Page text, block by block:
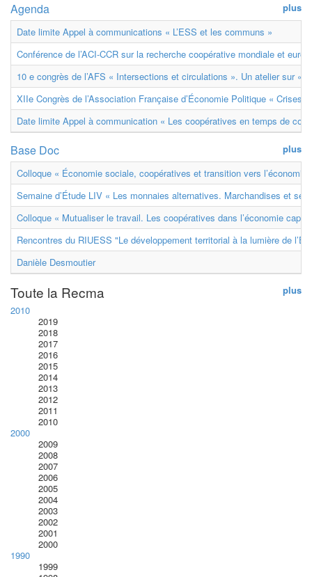
plus
Agenda
Date limite Appel à communications « L’ESS et les communs »
Conférence de l’ACI-CCR sur la recherche coopérative mondiale et
10 e congrès de l’AFS « Intersections et circulations ». Un atelier sur «
XIIe Congrès de l’Association Française d’Économie Politique « Crises
Date limite Appel à communication « Les coopératives en temps de
plus
Base Doc
Colloque « Économie sociale, coopératives et transition vers
Semaine d’Étude LIV « Les monnaies alternatives. Marchandises et
Colloque « Mutualiser le travail. Les coopératives dans l’économie
Rencontres du RIUESS "Le développement territorial à la lumière de
Danièle Desmoutier
plus
Toute la Recma
2010
2019
2018
2017
2016
2015
2014
2013
2012
2011
2010
2000
2009
2008
2007
2006
2005
2004
2003
2002
2001
2000
1990
1999